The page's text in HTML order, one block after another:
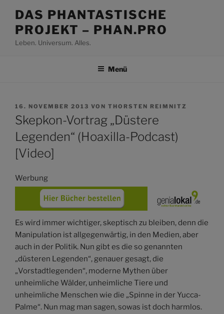
Inhalt
springen
DAS PHANTASTISCHE
PROJEKT – PHAN.PRO
Leben. Universum. Alles.
Menü
VERÖFFENTLICHT
AM
16. NOVEMBER 2013 VON THORSTEN REIMNITZ
Skepkon-Vortrag „Düstere
Legenden“ (Hoaxilla-Podcast)
[Video]
Werbung
Es wird immer wichtiger, skeptisch zu bleiben, denn die
Manipulation ist allgegenwärtig, in den Medien, aber
auch in der Politik. Nun gibt es die so genannten
„düsteren Legenden“, genauer gesagt, die
„Vorstadtlegenden“, moderne Mythen über
unheimliche Wälder, unheimliche Tiere und
unheimliche Menschen wie die „Spinne in der Yucca-
Palme“. Nun mag man sagen, sowas ist doch harmlos.